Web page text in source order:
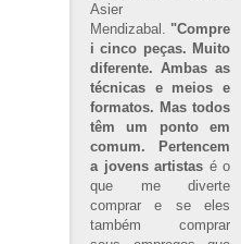
Asier
Mendizabal. "Compre
i cinco peças. Muito
diferente. Ambas as
técnicas e meios e
formatos. Mas todos
têm um ponto em
comum. Pertencem
a jovens artistas é o
que me diverte
comprar e se eles
também comprar